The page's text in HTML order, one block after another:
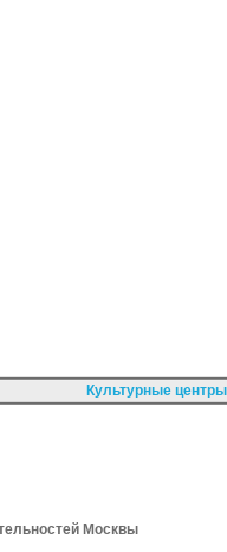
Культурные
Москвы